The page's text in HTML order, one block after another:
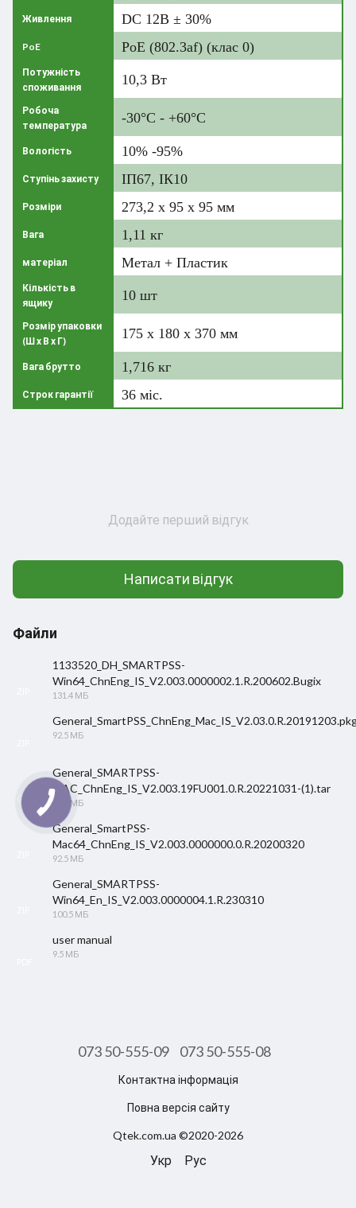
Живлення DC 12В ± 30%
PoE PoE (802.3af) (клас 0)
Потужність
споживання
10,3 Вт
Робоча
температура
-30°C - +60°C
Вологість 10% -95%
Ступінь захисту ІП67, ІК10
Розміри 273,2 х 95 х 95 мм
Вага 1,11 кг
матеріал Метал + Пластик
Кількість в
ящику
10 шт
Розмір упаковки
(Ш х В х Г)
175 х 180 х 370 мм
Вага брутто 1,716 кг
Строк гарантії 36 міс.
Додайте перший відгук
Написати відгук
Файли
1133520_DH_SMARTPSS-
Win64_ChnEng_IS_V2.003.0000002.1.R.200602.Bugix
131.4 МБ
92.5 МБ
GZ
General_SMARTPSS-
MAC_ChnEng_IS_V2.003.19FU001.0.R.20221031-(1).tar
94.3 МБ
General_SmartPSS-
Mac64_ChnEng_IS_V2.003.0000000.0.R.20200320
92.5 МБ
General_SMARTPSS-
Win64_En_IS_V2.003.0000004.1.R.230310
100.5 МБ
user manual
9.5 МБ
073 50-555-09 073 50-555-08
Контактна інформація
Повна версія сайту
Qtek.com.ua ©2020-2026
Укр Рус